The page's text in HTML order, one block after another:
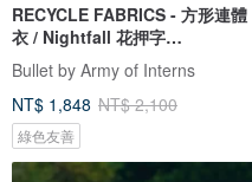
RECYCLE FABRICS - 方形連體
衣 / Nightfall 花押字
BLT064NIGH
Bullet by Army of Interns
NT$ 1,848 NT$ 2,100
綠色友善